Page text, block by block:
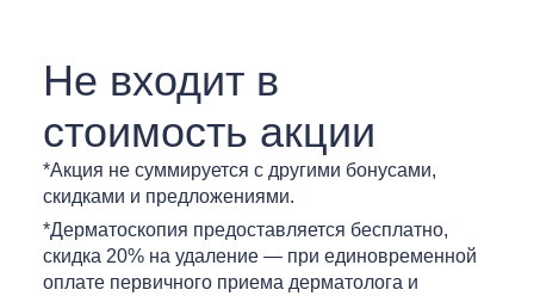
Не входит в
стоимость акции
*Акция не суммируется с другими бонусами,
скидками и предложениями.
*Дерматоскопия предоставляется бесплатно,
скидка 20% на удаление — при единовременной
оплате первичного приема дерматолога и